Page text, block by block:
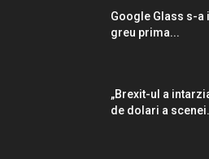
Google Glass s-a
greu prima...
„Brexit-ul a
de dolari a